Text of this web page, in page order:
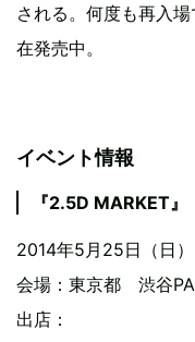
される。何度も再入
在発売中。
イベント情報
『2.5D MARKET』
2014年5月25日（日
会場：東京都 渋谷
出店：